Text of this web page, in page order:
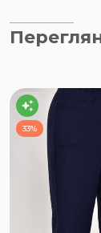
33%